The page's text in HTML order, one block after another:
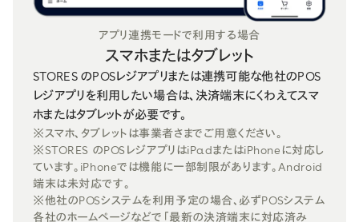
アプリ連携モードで利用する場合
スマホまたはタブレット
STORES のPOSレジアプリまたは連携可能な他社のPOS
レジアプリを利用したい場合は、決済端末にくわえてスマ
ホまたはタブレットが必要です。
※スマホ、タブレットは事業者さまでご用意ください。
※STORES のPOSレジアプリはiPadまたはiPhoneに対応し
ています。iPhoneでは機能に一部制限があります。Android
端末は未対応です。
※他社のPOSシステムを利用予定の場合、必ずPOSシステム
各社のホームページなどで「最新の決済端末に対応済み